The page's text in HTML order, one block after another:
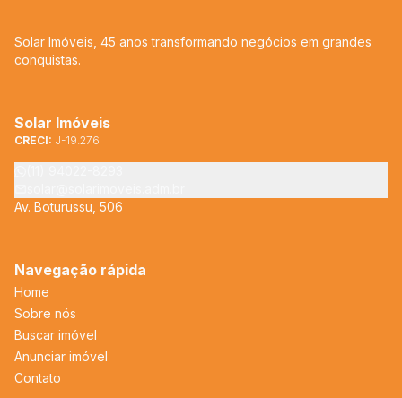
Solar Imóveis, 45 anos transformando negócios em grandes
conquistas.
Solar Imóveis
CRECI: J-19.276
Av. Boturussu, 506
Navegação rápida
Home
Sobre nós
Buscar imóvel
Anunciar imóvel
Contato